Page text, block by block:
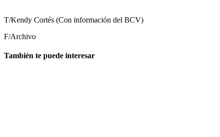
T/Kendy Cortés (Con información del BCV)
F/Archivo
También te puede interesar